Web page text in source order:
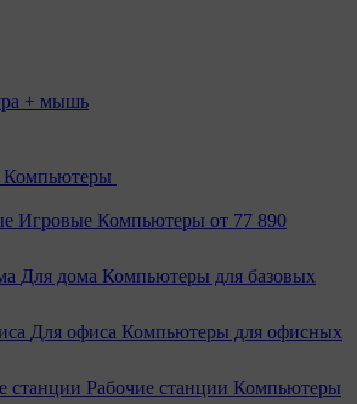
+ мышь
Компьютеры
Игровые Компьютеры от 77 890
Для дома Компьютеры для базовых
Для офиса Компьютеры для офисных
Рабочие станции Компьютеры